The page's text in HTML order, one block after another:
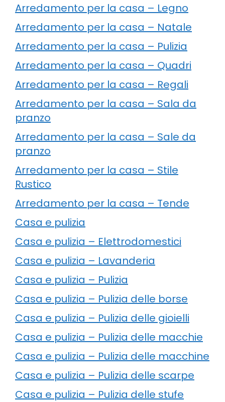
Arredamento per la casa – Legno
Arredamento per la casa – Natale
Arredamento per la casa – Pulizia
Arredamento per la casa – Quadri
Arredamento per la casa – Regali
Arredamento per la casa – Sala da
pranzo
Arredamento per la casa – Sale da
pranzo
Arredamento per la casa – Stile
Rustico
Arredamento per la casa – Tende
Casa e pulizia
Casa e pulizia – Elettrodomestici
Casa e pulizia – Lavanderia
Casa e pulizia – Pulizia
Casa e pulizia – Pulizia delle borse
Casa e pulizia – Pulizia delle gioielli
Casa e pulizia – Pulizia delle macchie
Casa e pulizia – Pulizia delle macchine
Casa e pulizia – Pulizia delle scarpe
Casa e pulizia – Pulizia delle stufe